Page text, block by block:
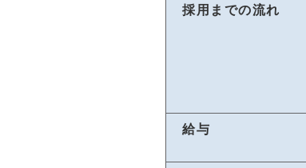
採用までの流れ
給与